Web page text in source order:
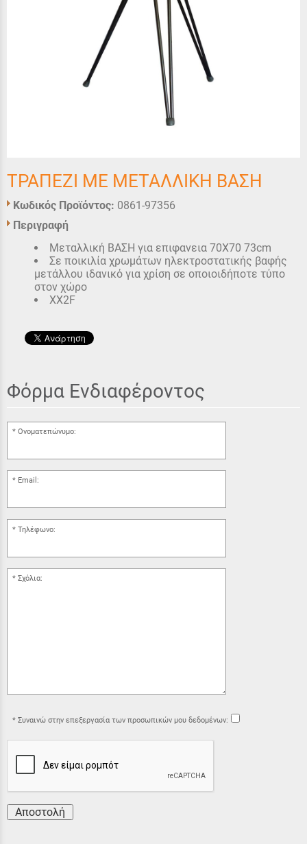
ΤΡΑΠΕΖΙ ΜΕ ΜΕΤΑΛΛΙΚΗ ΒΑΣΗ
Κωδικός Προϊόντος: 0861-97356
Περιγραφή
Μεταλλική ΒΑΣΗ για επιφανεια 70Χ70 73cm
Σε ποικιλία χρωμάτων ηλεκτροστατικής βαφής
μετάλλου ιδανικό για χρίση σε οποιοιδήποτε τύπο
στον χώρο
XX2F
Φόρμα Ενδιαφέροντος
Ονοματεπώνυμο:
Email:
Τηλέφωνο:
Σχόλια:
Συναινώ στην επεξεργασία των προσωπικών μου δεδομένων:
Αποστολή